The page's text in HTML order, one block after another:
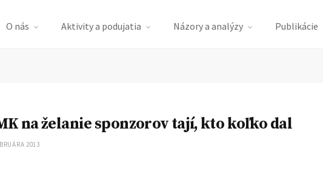
O nás Aktivity a podujatia Názory a analýzy Publikácie
na želanie sponzorov tají, kto koľko dal
2013